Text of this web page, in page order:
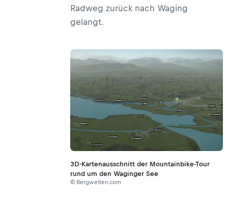
Radweg zurück nach Waging
gelangt.
3D-Kartenausschnitt der Mountainbike-Tour
rund um den Waginger See
© Bergwelten.com